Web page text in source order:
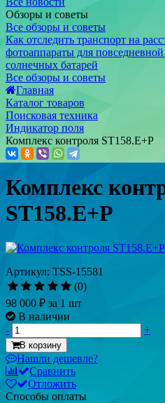
Обзоры и советы
Все обзоры и советы
Как отследить транспорт на
фотоаппараты для
солнечных батарей
Все обзоры и советы
Главная
Каталог товаров
Поисковая техника
Индикатор поля
Комплекс контроля ST158.E+P
Комплекс
ST158.E+P
Артикул: TSS-15581
(0)
98 000 ₽ за 1 шт
В наличии
-
+
В корзину
Нашли дешевле?
Сравнить
Отложить
Способы оплаты